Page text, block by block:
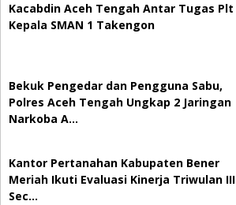
Kacabdin Aceh Tengah Antar Tugas Plt
Kepala SMAN 1 Takengon
Bekuk Pengedar dan Pengguna Sabu,
Polres Aceh Tengah Ungkap 2 Jaringan
Narkoba A…
Kantor Pertanahan Kabupaten Bener
Meriah Ikuti Evaluasi Kinerja Triwulan III
Sec…